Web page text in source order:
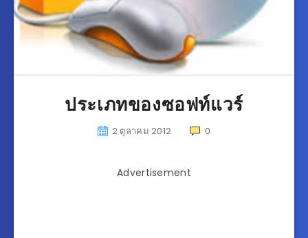
ประเภทของซอฟท์แวร์
2 ตุลาคม 2012 0
Advertisement